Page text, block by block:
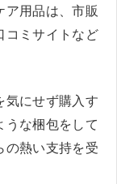
ア用品は、市販
コミサイトなど
気にせず購入す
うな梱包をして
の熱い支持を受